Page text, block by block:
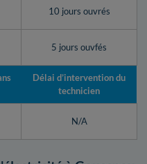
10 jours ouvrés
5 jours ouvfés
Délai d’intervention du
technicien
N/A